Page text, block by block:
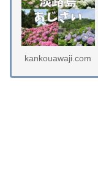
kankouawaji.com